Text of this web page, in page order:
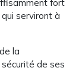
fort
serviront à
la
de ses